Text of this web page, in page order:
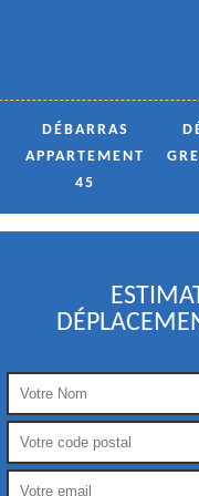
DÉBARRAS
APPARTEMENT
45